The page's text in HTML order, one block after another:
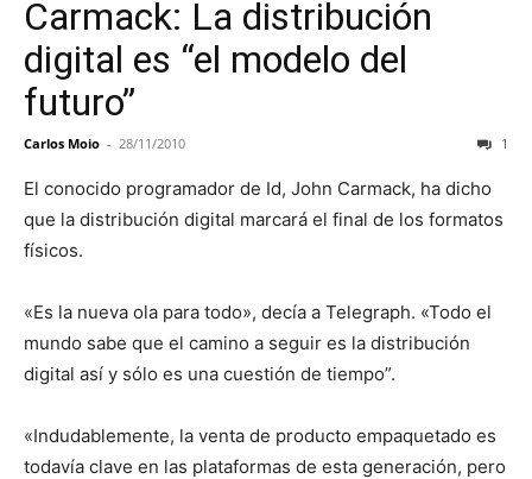
Carmack: La distribución
digital es “el modelo del
futuro”
Carlos Moio - 28/11/2010 1
El conocido programador de Id, John Carmack, ha dicho
que la distribución digital marcará el final de los formatos
físicos.
«Es la nueva ola para todo», decía a Telegraph. «Todo el
mundo sabe que el camino a seguir es la distribución
digital así y sólo es una cuestión de tiempo”.
«Indudablemente, la venta de producto empaquetado es
todavía clave en las plataformas de esta generación, pero